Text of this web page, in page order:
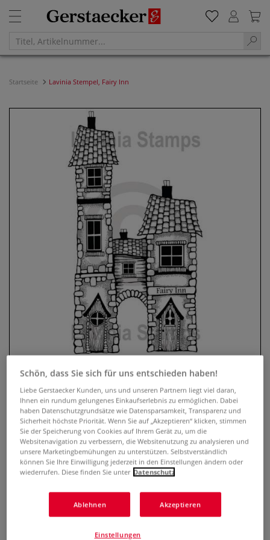
Startseite Lavinia Stempel, Fairy Inn
Lavinia Stempel, Fairy Inn
0 Bewertungen
Der transparente Lavinia Stempel, Fairy Inn ist optimal
geeignet, um mit Hilfe eines Acryl-Stempelblocks
gestalten. Selbsthaftend und wiederverwendbar. Format 14
Mehr
Schön, dass Sie sich für uns entschieden haben!
Liebe Gerstaecker Kunden, uns und unseren Partnern liegt viel daran,
Ihnen ein rundum gelungenes Einkaufserlebnis zu ermöglichen. Dabei
haben Datenschutzgrundsätze wie Datensparsamkeit, Transparenz und
Sicherheit höchste Priorität. Wenn Sie auf „Akzeptieren“ klicken, stimmen
Sie der Speicherung von Cookies auf Ihrem Gerät zu, um die
Websitenavigation zu verbessern, die Websitenutzung zu analysieren und
unsere Marketingbemühungen zu unterstützen. Selbstverständlich
können Sie Ihre Einwilligung jederzeit in den Einstellungen ändern oder
wiederrufen. Diese finden Sie unter Datenschutz
Ablehnen Akzeptieren
Einstellungen